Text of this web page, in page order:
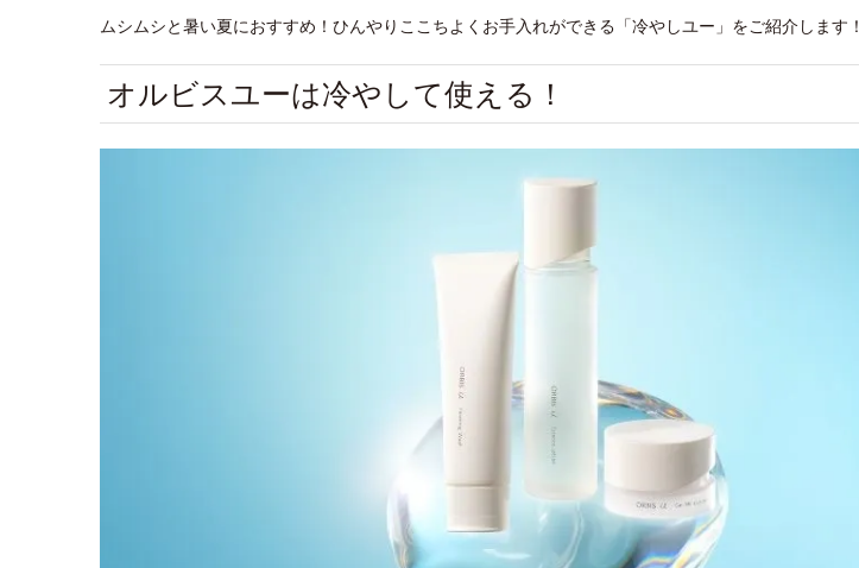
ムシムシと暑い夏におすすめ！ひんやりここちよくお手入れができる「冷やしユー」をご紹介します！
オルビスユーは冷やして使える！